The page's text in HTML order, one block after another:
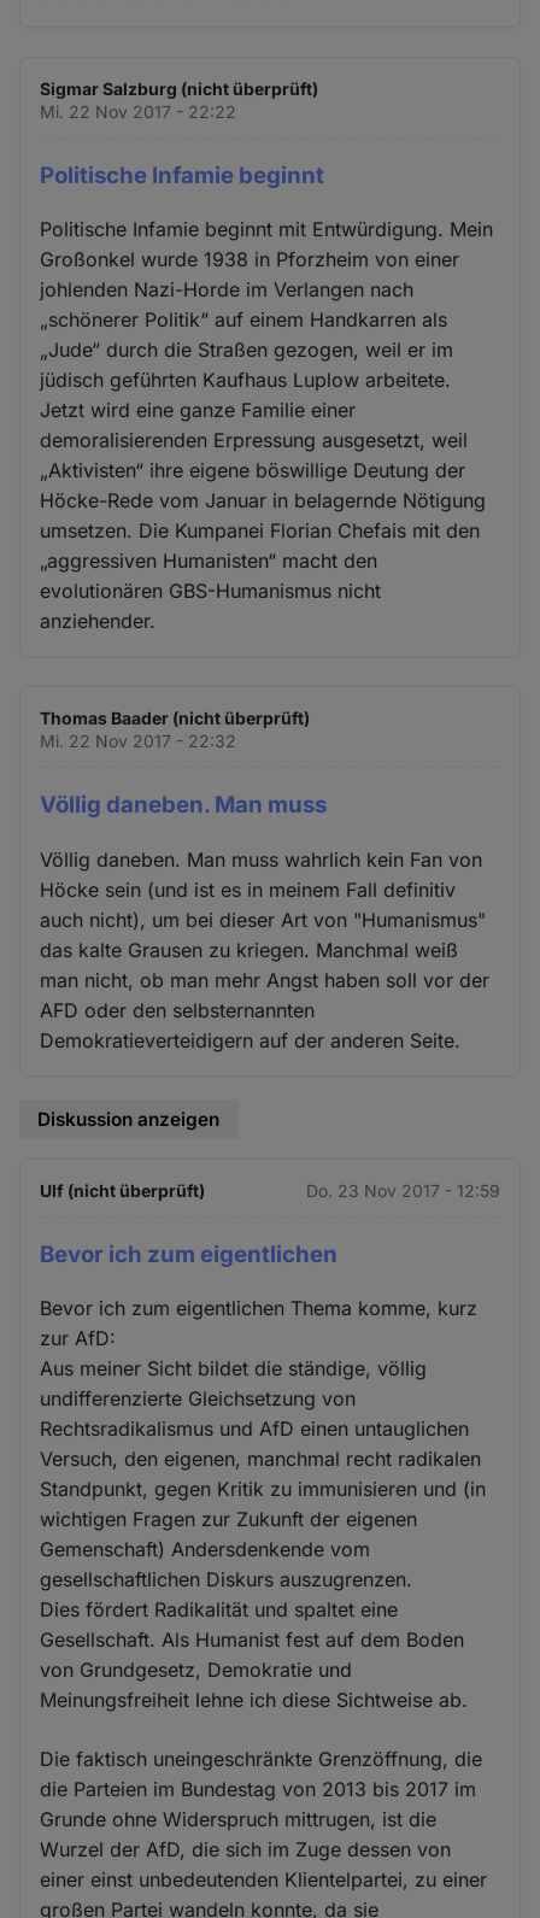
Sigmar Salzburg (nicht überprüft)
Mi. 22 Nov 2017 - 22:22
Politische Infamie beginnt
Politische Infamie beginnt mit Entwürdigung. Mein
Großonkel wurde 1938 in Pforzheim von einer
johlenden Nazi-Horde im Verlangen nach
„schönerer Politik“ auf einem Handkarren als
„Jude“ durch die Straßen gezogen, weil er im
jüdisch geführten Kaufhaus Luplow arbeitete.
Jetzt wird eine ganze Familie einer
demoralisierenden Erpressung ausgesetzt, weil
„Aktivisten“ ihre eigene böswillige Deutung der
Höcke-Rede vom Januar in belagernde Nötigung
umsetzen. Die Kumpanei Florian Chefais mit den
„aggressiven Humanisten“ macht den
evolutionären GBS-Humanismus nicht
anziehender.
Thomas Baader (nicht überprüft)
Mi. 22 Nov 2017 - 22:32
Völlig daneben. Man muss
Völlig daneben. Man muss wahrlich kein Fan von
Höcke sein (und ist es in meinem Fall definitiv
auch nicht), um bei dieser Art von "Humanismus"
das kalte Grausen zu kriegen. Manchmal weiß
man nicht, ob man mehr Angst haben soll vor der
AFD oder den selbsternannten
Demokratieverteidigern auf der anderen Seite.
Diskussion anzeigen
Ulf (nicht überprüft) Do. 23 Nov 2017 - 12:59
Bevor ich zum eigentlichen
Bevor ich zum eigentlichen Thema komme, kurz
zur AfD:
Aus meiner Sicht bildet die ständige, völlig
undifferenzierte Gleichsetzung von
Rechtsradikalismus und AfD einen untauglichen
Versuch, den eigenen, manchmal recht radikalen
Standpunkt, gegen Kritik zu immunisieren und (in
wichtigen Fragen zur Zukunft der eigenen
Gemenschaft) Andersdenkende vom
gesellschaftlichen Diskurs auszugrenzen.
Dies fördert Radikalität und spaltet eine
Gesellschaft. Als Humanist fest auf dem Boden
von Grundgesetz, Demokratie und
Meinungsfreiheit lehne ich diese Sichtweise ab.
Die faktisch uneingeschränkte Grenzöffnung, die
die Parteien im Bundestag von 2013 bis 2017 im
Grunde ohne Widerspruch mittrugen, ist die
Wurzel der AfD, die sich im Zuge dessen von
einer einst unbedeutenden Klientelpartei, zu einer
großen Partei wandeln konnte, da sie